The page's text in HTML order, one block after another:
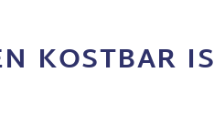
KOSTBAR